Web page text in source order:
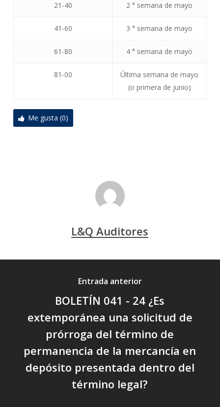
21-40 2 ° semana de mayo
41-60 3 ° semana de mayo
61-80 4 ° semana de mayo
81-00
Última semana de mayo
(o primera de junio)
Me gusta (0)
L&Q Auditores
Entrada anterior
BOLETÍN 041 - 24 ¿Es
extemporánea una solicitud de
prórroga del término de
permanencia de la mercancía en
depósito presentada dentro del
término legal?